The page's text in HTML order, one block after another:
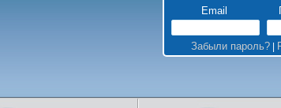
Email
Забыли пароль?|